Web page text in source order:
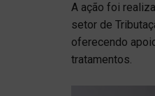
A ação foi
setor de
oferecendo
tratamentos.